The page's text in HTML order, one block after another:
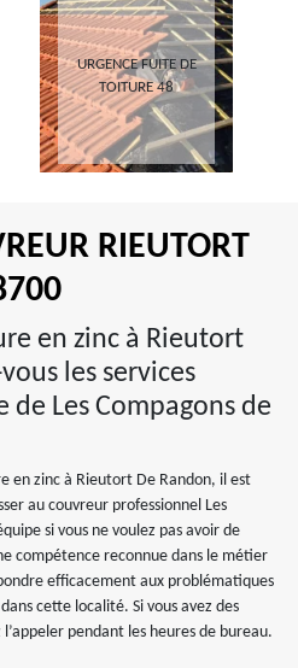
URGENCE FUITE DE
TOITURE 48
RIEUTORT
en zinc à Rieutort
les services
de Les Compagons de
en zinc à Rieutort De Randon, il est
au couvreur professionnel Les
si vous ne voulez pas avoir de
compétence reconnue dans le métier
efficacement aux problématiques
cette localité. Si vous avez des
pendant les heures de bureau.